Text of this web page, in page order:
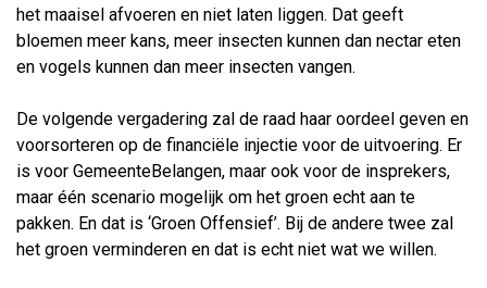
het maaisel afvoeren en niet laten liggen. Dat geeft
bloemen meer kans, meer insecten kunnen dan nectar eten
en vogels kunnen dan meer insecten vangen.
De volgende vergadering zal de raad haar oordeel geven en
voorsorteren op de financiële injectie voor de uitvoering. Er
is voor GemeenteBelangen, maar ook voor de insprekers,
maar één scenario mogelijk om het groen echt aan te
pakken. En dat is ‘Groen Offensief’. Bij de andere twee zal
het groen verminderen en dat is echt niet wat we willen.